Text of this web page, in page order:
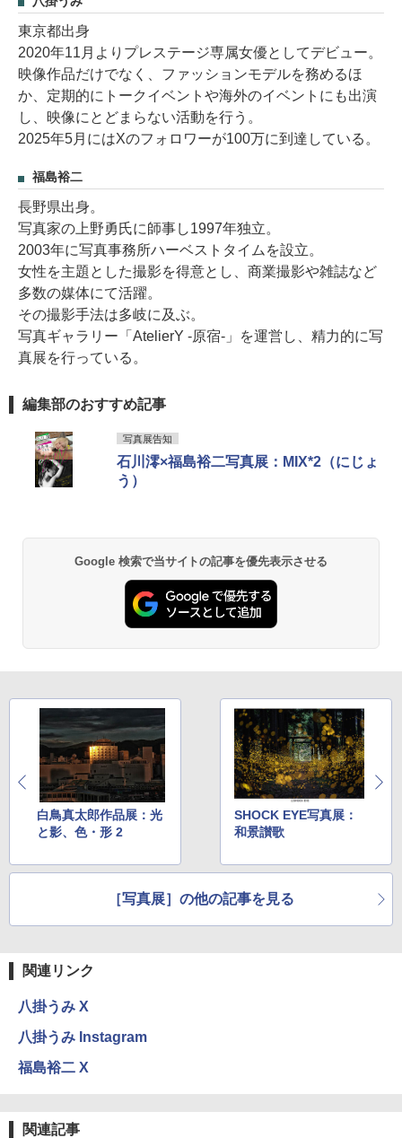
東京都出身
2020年11月よりプレステージ専属女優としてデビュー。
映像作品だけでなく、ファッションモデルを務めるほ
か、定期的にトークイベントや海外のイベントにも出演
し、映像にとどまらない活動を行う。
2025年5月にはXのフォロワーが100万に到達している。
福島裕二
長野県出身。
写真家の上野勇氏に師事し1997年独立。
2003年に写真事務所ハーベストタイムを設立。
女性を主題とした撮影を得意とし、商業撮影や雑誌など
多数の媒体にて活躍。
その撮影手法は多岐に及ぶ。
写真ギャラリー「AtelierY -原宿-」を運営し、精力的に写
真展を行っている。
編集部のおすすめ記事
写真展告知
石川澪×福島裕二写真展：MIX*2（にじょ
う）
Google 検索で当サイトの記事を優先表示させる
白鳥真太郎作品展：光
と影、色・形 2
SHOCK EYE写真展：
和景讃歌
［写真展］の他の記事を見る
関連リンク
八掛うみ X
八掛うみ Instagram
福島裕二 X
関連記事